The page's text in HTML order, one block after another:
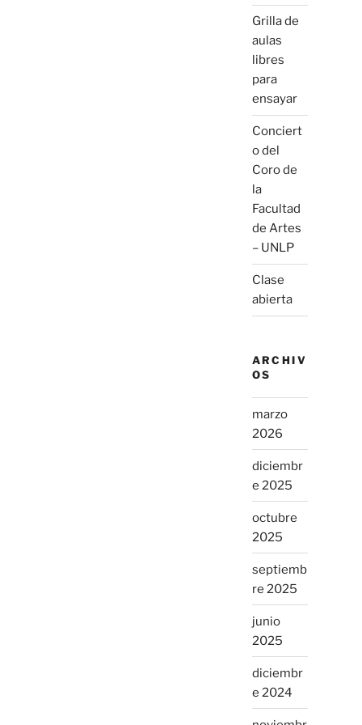
Grilla de
aulas
libres
para
ensayar
Conciert
o del
Coro de
la
Facultad
de Artes
– UNLP
Clase
abierta
ARCHIV
OS
marzo
2026
diciembr
e 2025
octubre
2025
septiemb
re 2025
junio
2025
diciembr
e 2024